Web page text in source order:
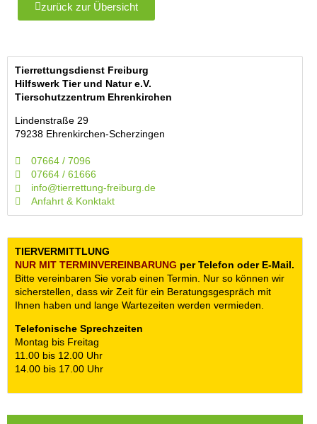
zurück zur Übersicht
Tierrettungsdienst Freiburg
Hilfswerk Tier und Natur e.V.
Tierschutzzentrum Ehrenkirchen
Lindenstraße 29
79238 Ehrenkirchen-Scherzingen
07664 / 7096
07664 / 61666
info@tierrettung-freiburg.de
Anfahrt & Konktakt
TIERVERMITTLUNG
NUR MIT TERMIN­VEREINBARUNG per Telefon oder E-Mail.
Bitte vereinbaren Sie vorab einen Termin. Nur so können wir
sicherstellen, dass wir Zeit für ein Beratungsgespräch mit
Ihnen haben und lange Wartezeiten werden vermieden.
Telefonische Sprechzeiten
Montag bis Freitag
11.00 bis 12.00 Uhr
14.00 bis 17.00 Uhr